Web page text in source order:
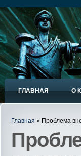
ГЛАВНАЯ О
Главная » Проблема